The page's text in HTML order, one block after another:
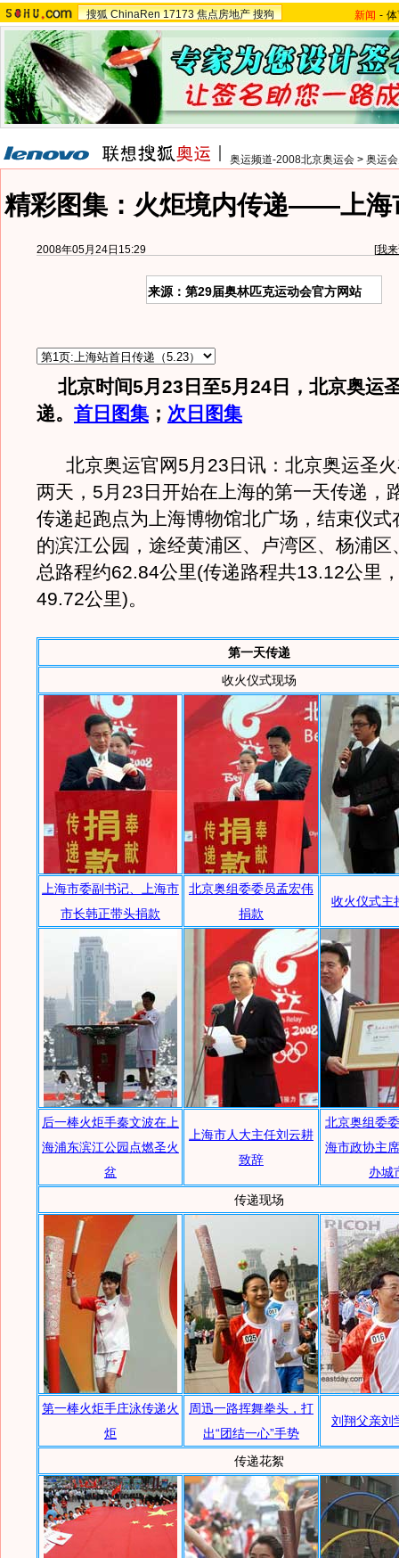
搜狐 ChinaRen 17173 焦点房地产 搜狗 新闻 -
奥运频道-2008北京奥运会 > 奥运
精彩图集：火炬境内传递——上海
2008年05月24日15:29 [我
来源：第29届奥林匹克运动会官方网站
北京时间5月23日至5月24日，北京奥运
递。 首日图集 ； 次日图集
北京奥运官网5月23日讯：北京奥运圣火
两天，5月23日开始在上海的第一天传递，
传递起跑点为上海博物馆北广场，结束仪式
的滨江公园，途经黄浦区、卢湾区、杨浦区
总路程约62.84公里(传递路程共13.12公里
49.72公里)。
第一天传递
收火仪式现场
上海市委副书记、上海市
市长韩正带头捐款
北京奥组委委员孟宏伟
捐款
收火仪式主
后一棒火炬手秦文波在上
海浦东滨江公园点燃圣火
盆
上海市人大主任刘云耕
致辞
北京奥组委
海市政协主
办城
传递现场
第一棒火炬手庄泳传递火
炬
周迅一路挥舞拳头，打
出“团结一心”手势
刘翔父亲刘
传递花絮